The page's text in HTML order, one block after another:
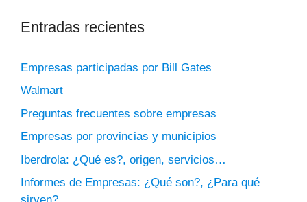
Entradas recientes
Empresas participadas por Bill Gates
Walmart
Preguntas frecuentes sobre empresas
Empresas por provincias y municipios
Iberdrola: ¿Qué es?, origen, servicios…
Informes de Empresas: ¿Qué son?, ¿Para qué